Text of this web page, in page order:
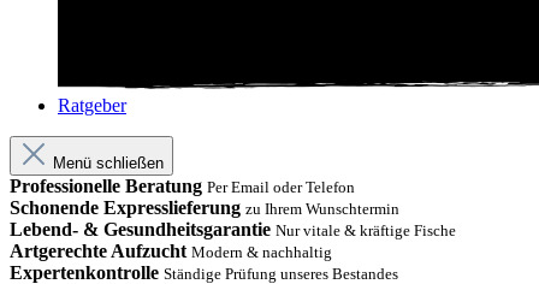
Ratgeber
Menü schließen
Professionelle Beratung Per Email oder Telefon
Schonende Expresslieferung zu Ihrem Wunschtermin
Lebend- & Gesundheitsgarantie Nur vitale & kräftige Fische
Artgerechte Aufzucht Modern & nachhaltig
Expertenkontrolle Ständige Prüfung unseres Bestandes